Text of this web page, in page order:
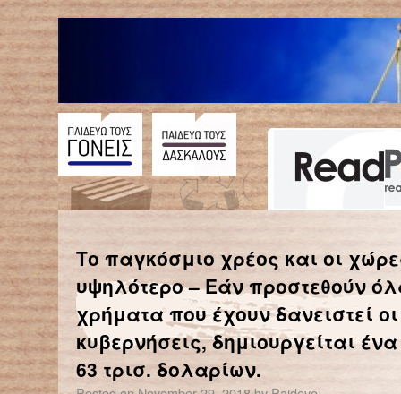
Έγραψε ιστορία η προσεδάφιση του InSight στον πλανήτη Άρη
Το παγκόσμιο χρέος και οι
υψηλότερο – Εάν προστεθούν
χρήματα που έχουν δανειστεί οι
κυβερνήσεις, δημιουργείται
63 τρισ. δολαρίων.